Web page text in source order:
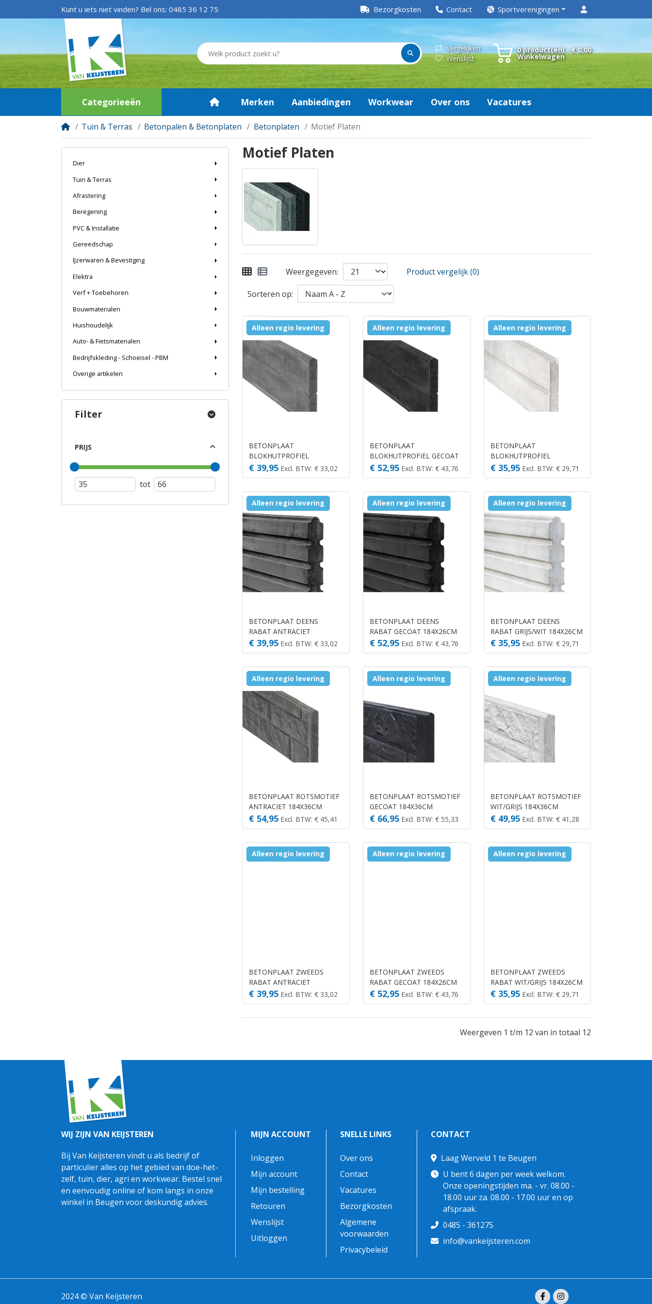
Kunt u iets niet vinden? Bel ons: 0485 36 12 75 Bezorgkosten Contact Sportverenigingen
Vergelijken
Wenslijst
Winkelwagen
0 product(en) - € 0,00
Categorieeën Merken Aanbiedingen Workwear Over ons Vacatures
Tuin & Terras Betonpalen & Betonplaten Betonplaten Motief Platen
Dier
Tuin & Terras
Afrastering
Beregening
PVC & Installatie
Gereedschap
IJzerwaren & Bevestiging
Elektra
Verf + Toebehoren
Bouwmaterialen
Huishoudelijk
Auto- & Fietsmaterialen
Bedrijfskleding - Schoeisel - PBM
Overige artikelen
Filter
PRIJS
tot
Motief Platen
Weergegeven: Product vergelijk (0)
Sorteren op:
Alleen regio levering
BETONPLAAT
BLOKHUTPROFIEL
ANTRACIET 184X26CM
€ 39,95 Excl. BTW: € 33,02
Alleen regio levering
BETONPLAAT
BLOKHUTPROFIEL GECOAT
184X26CM
€ 52,95 Excl. BTW: € 43,76
Alleen regio levering
BETONPLAAT
BLOKHUTPROFIEL
WIT/GRIJS 184X26CM
€ 35,95 Excl. BTW: € 29,71
Alleen regio levering
BETONPLAAT DEENS
RABAT ANTRACIET
184X26CM
€ 39,95 Excl. BTW: € 33,02
Alleen regio levering
BETONPLAAT DEENS
RABAT GECOAT 184X26CM
€ 52,95 Excl. BTW: € 43,76
Alleen regio levering
BETONPLAAT DEENS
RABAT GRIJS/WIT 184X26CM
€ 35,95 Excl. BTW: € 29,71
Alleen regio levering
BETONPLAAT ROTSMOTIEF
ANTRACIET 184X36CM
€ 54,95 Excl. BTW: € 45,41
Alleen regio levering
BETONPLAAT ROTSMOTIEF
GECOAT 184X36CM
€ 66,95 Excl. BTW: € 55,33
Alleen regio levering
BETONPLAAT ROTSMOTIEF
WIT/GRIJS 184X36CM
€ 49,95 Excl. BTW: € 41,28
Alleen regio levering
BETONPLAAT ZWEEDS
RABAT ANTRACIET
184X26CM
€ 39,95 Excl. BTW: € 33,02
Alleen regio levering
BETONPLAAT ZWEEDS
RABAT GECOAT 184X26CM
€ 52,95 Excl. BTW: € 43,76
Alleen regio levering
BETONPLAAT ZWEEDS
RABAT WIT/GRIJS 184X26CM
€ 35,95 Excl. BTW: € 29,71
Weergeven 1 t/m 12 van in totaal 12
WIJ ZIJN VAN KEIJSTEREN
Bij Van Keijsteren vindt u als bedrijf of
particulier alles op het gebied van doe-het-
zelf, tuin, dier, agri en workwear. Bestel snel
en eenvoudig online of kom langs in onze
winkel in Beugen voor deskundig advies.
MIJN ACCOUNT
Inloggen
Mijn account
Mijn bestelling
Retouren
Wenslijst
Uitloggen
SNELLE LINKS
Over ons
Contact
Vacatures
Bezorgkosten
Algemene
voorwaarden
Privacybeleid
CONTACT
Laag Werveld 1 te Beugen
U bent 6 dagen per week welkom.
Onze openingstijden ma. - vr. 08.00 -
18.00 uur za. 08.00 - 17.00 uur en op
afspraak.
0485 - 361275
info@vankeijsteren.com
2024 © Van Keijsteren